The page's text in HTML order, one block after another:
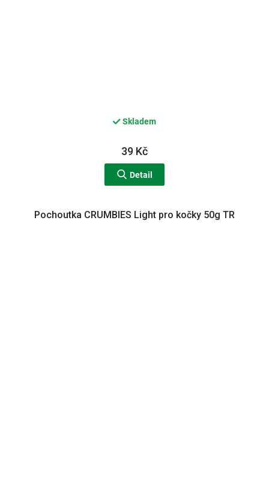
Skladem
39 Kč
Detail
Pochoutka CRUMBIES Light pro kočky 50g TR